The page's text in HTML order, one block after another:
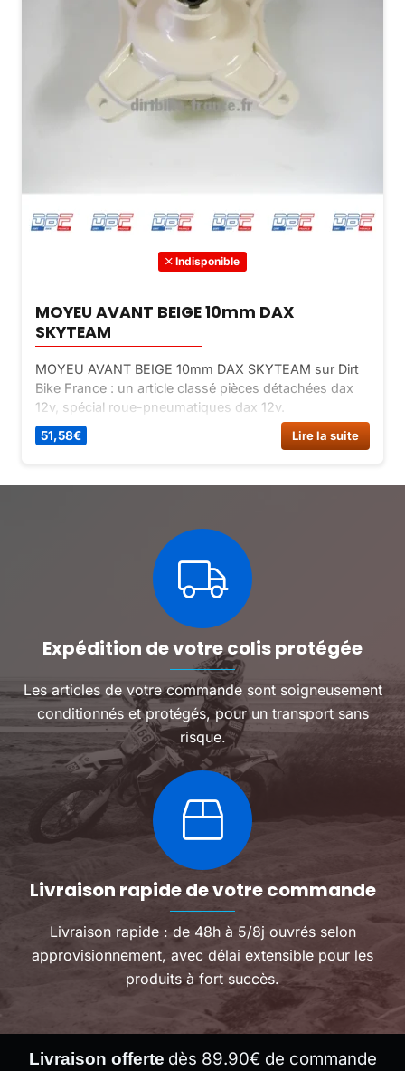
Indisponible
MOYEU AVANT BEIGE 10mm DAX
SKYTEAM
MOYEU AVANT BEIGE 10mm DAX SKYTEAM sur Dirt
Bike France : un article classé pièces détachées dax
12v, spécial roue-pneumatiques dax 12v.
51,58€ Lire la suite
Expédition de votre colis protégée
Les articles de votre commande sont soigneusement
conditionnés et protégés, pour un transport sans
risque.
Livraison rapide de votre commande
Livraison rapide : de 48h à 5/8j ouvrés selon
approvisionnement, avec délai extensible pour les
produits à fort succès.
Livraison offerte dès 89.90€ de commande